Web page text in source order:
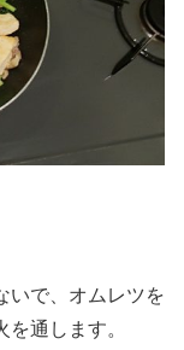
いで、オムレツを
通します。